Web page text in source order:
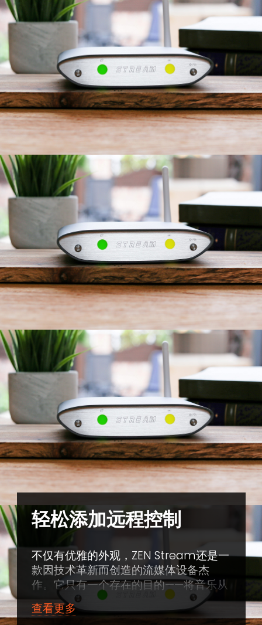
轻松添加远程控制
不仅有优雅的外观，ZEN Stream还是一
款因技术革新而创造的流媒体设备杰
作。它只有一个存在的目的——将音乐从
互联网完整地传输到您的解码设备上，
而不会有音质损失。
查看更多